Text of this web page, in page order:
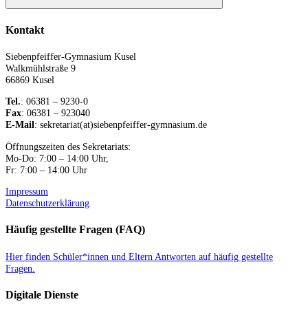
Suchen
Kontakt
Siebenpfeiffer-Gymnasium Kusel
Walkmühlstraße 9
66869 Kusel
Tel.: 06381 – 9230-0
Fax: 06381 – 923040
E-Mail: sekretariat(at)siebenpfeiffer-gymnasium.de
Öffnungszeiten des Sekretariats:
Mo-Do: 7:00 – 14:00 Uhr,
Fr: 7:00 – 14:00 Uhr
Impressum
Datenschutzerklärung
Häufig gestellte Fragen (FAQ)
Hier finden Schüler*innen und Eltern Antworten auf häufig gestellte
Fragen.
Digitale Dienste